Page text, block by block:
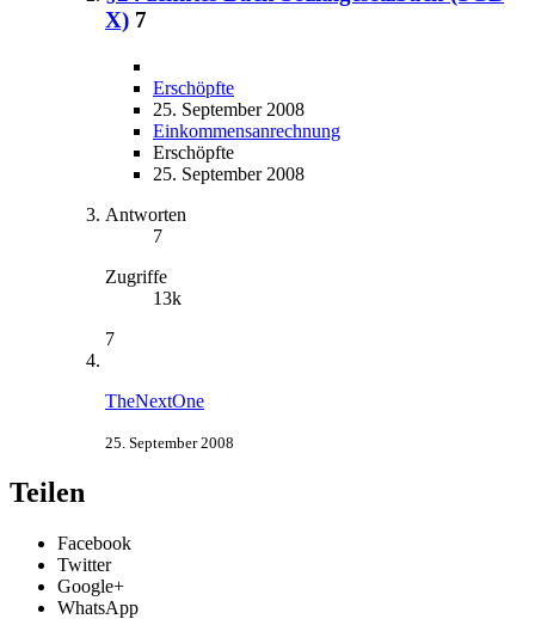
X) 7
Erschöpfte
25. September 2008
Einkommensanrechnung
Erschöpfte
25. September 2008
Antworten
7
Zugriffe
13k
7
TheNextOne
25. September 2008
Teilen
Facebook
Twitter
Google+
WhatsApp